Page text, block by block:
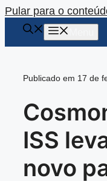
Pular para o
Publicado em 17 de
ISS
novo